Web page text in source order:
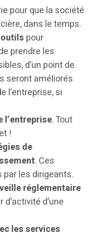
pour que la société
dans le temps.
pour
prendre les
d’un point de
seront améliorés
l’entreprise, si
l’entreprise. Tout
!
de
. Ces
les dirigeants.
réglementaire
d’une
les services